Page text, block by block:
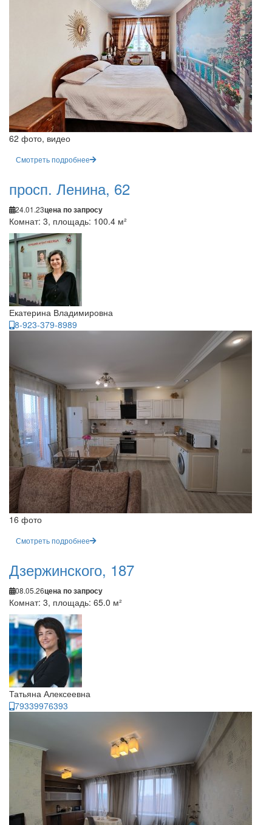
62 фото, видео
Смотреть подробнее
просп. Ленина, 62
24.01.23цена по запросу
Комнат: 3, площадь: 100.4 м²
Екатерина Владимировна
8-923-379-8989
16 фото
Смотреть подробнее
Дзержинского, 187
08.05.26цена по запросу
Комнат: 3, площадь: 65.0 м²
Татьяна Алексеевна
79339976393